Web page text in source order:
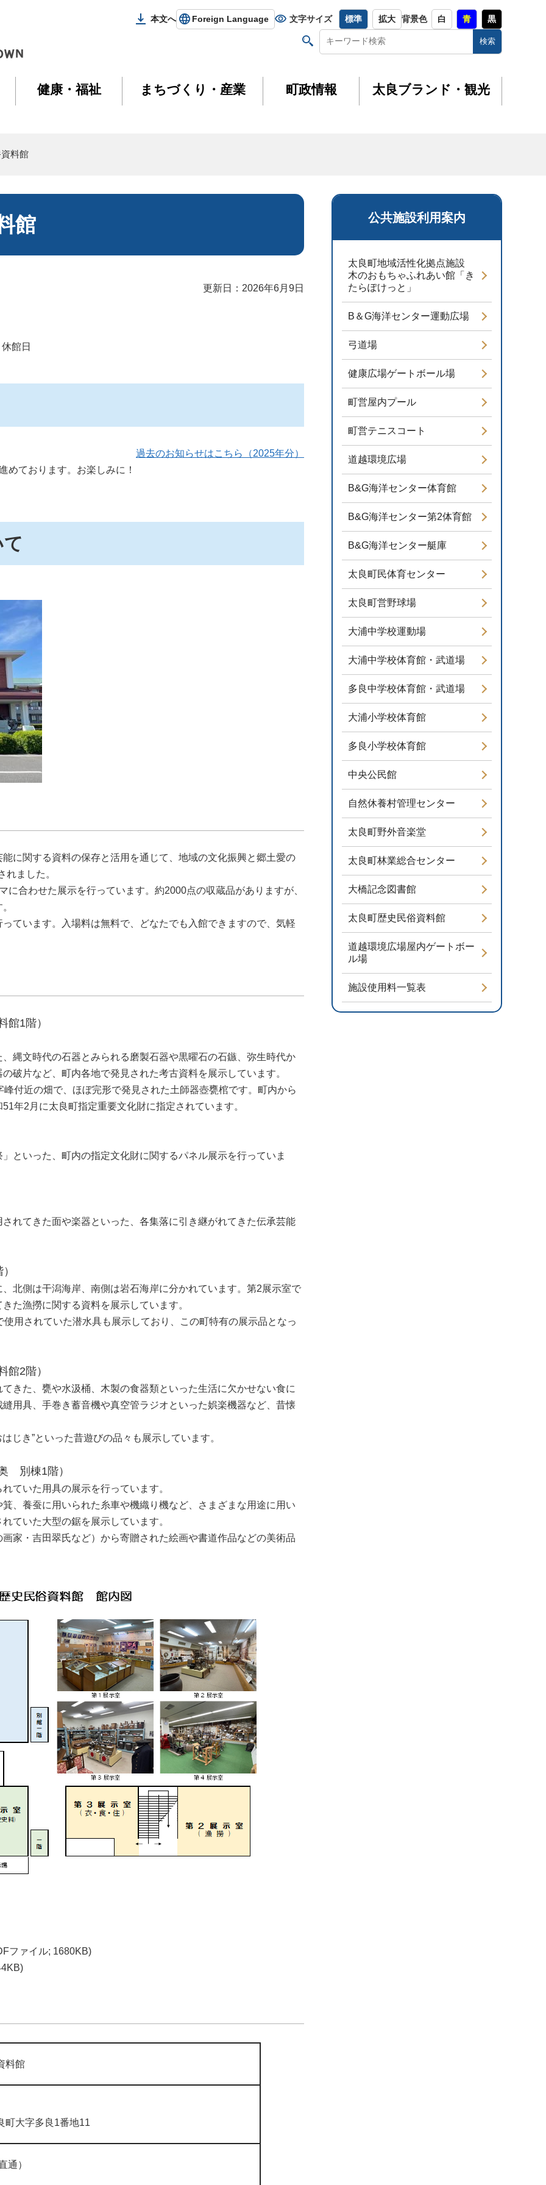
本文へ Foreign Language 文字サイズ 標準 拡大 背景色 白 青 黒
健康・福祉 まちづくり・産業 町政情報 太良ブランド・観光
料館
公共施設利用案内
太良町地域活性化拠点施設
木のおもちゃふれあい館「き
たらぽけっと」
B＆G海洋センター運動広場
弓道場
健康広場ゲートボール場
町営屋内プール
町営テニスコート
道越環境広場
B&G海洋センター体育館
B&G海洋センター第2体育館
B&G海洋センター艇庫
太良町民体育センター
太良町営野球場
大浦中学校運動場
大浦中学校体育館・武道場
多良中学校体育館・武道場
大浦小学校体育館
多良小学校体育館
中央公民館
自然休養村管理センター
太良町野外音楽堂
太良町林業総合センター
大橋記念図書館
太良町歴史民俗資料館
道越環境広場屋内ゲートボー
ル場
施設使用料一覧表
館
更新日：2026年6月9日
休館日
過去のお知らせはこちら（2025年分）
ております。お楽しみに！
に関する資料の保存と活用を通じて、地域の文化振興と郷土愛の
ました。
合わせた展示を行っています。約2000点の収蔵品がありますが、
ています。入場料は無料で、どなたでも入館できますので、気軽
1階）
縄文時代の石器とみられる磨製石器や黒曜石の石鏃、弥生時代か
破片など、町内各地で発見された考古資料を展示しています。
付近の畑で、ほぼ完形で発見された土師器壺甕棺です。町内から
年2月に太良町指定重要文化財に指定されています。
いった、町内の指定文化財に関するパネル展示を行っていま
れてきた面や楽器といった、各集落に引き継がれてきた伝承芸能
北側は干潟海岸、南側は岩石海岸に分かれています。第2展示室で
た漁撈に関する資料を展示しています。
用されていた潜水具も展示しており、この町特有の展示品となっ
2階）
た、甕や水汲桶、木製の食器類といった生活に欠かせない食に
用具、手巻き蓄音機や真空管ラジオといった娯楽機器など、昔懐
じき”といった昔遊びの品々も展示しています。
別棟1階）
ていた用具の展示を行っています。
、養蚕に用いられた糸車や機織り機など、さまざまな用途に用い
ていた大型の鋸を展示しています。
家・吉田翠氏など）から寄贈された絵画や書道作品などの美術品
ファイル; 1680KB)
料館
町大字多良1番地11
通）